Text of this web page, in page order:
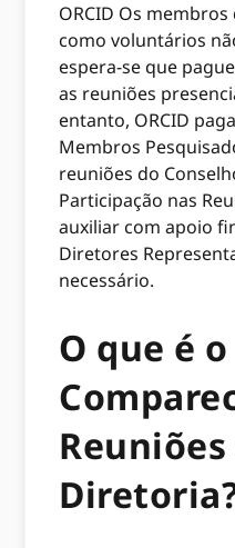
ORCID Os
como voluntários
espera-se que
as reuniões
entanto, ORCID
Membros
reuniões do
Participação nas
auxiliar com apoio
Diretores
necessário.
O que é
Reuniões